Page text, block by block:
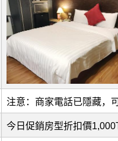
注意：商家電話已隱藏，
今日促銷房型折扣價